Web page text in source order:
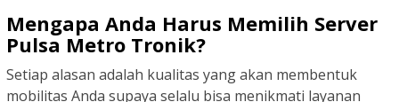
Mengapa Anda Harus Memilih Server
Pulsa Metro Tronik?
Setiap alasan adalah kualitas yang akan membentuk
mobilitas Anda supaya selalu bisa menikmati layanan